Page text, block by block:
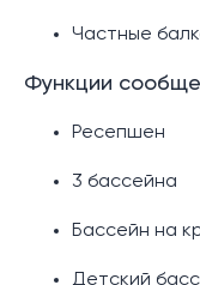
Частные
Функции
Ресепшен
3 бассейна
Бассейн на
Детский